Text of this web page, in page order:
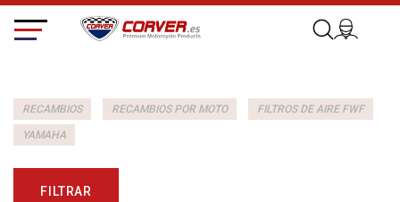
RECAMBIOS RECAMBIOS POR MOTO FILTROS DE AIRE FWF
YAMAHA
FILTRAR